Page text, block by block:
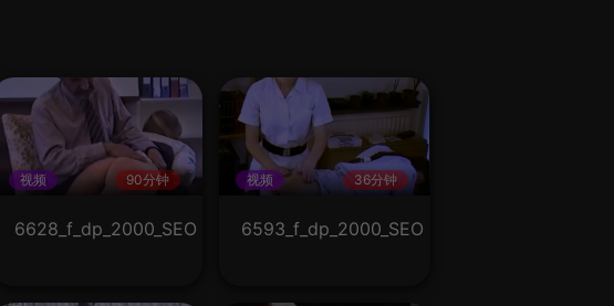
视频 90分钟
6628_f_dp_2000_SEO
视频 36分钟
6593_f_dp_2000_SEO